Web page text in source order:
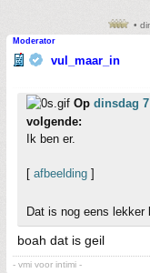
•
Moderator
vul_maar_in
Op dinsdag
volgende:
Ik ben er.
[ afbeelding ]
Dat is nog eens lekker
boah dat is geil
- vmi voor intimi -